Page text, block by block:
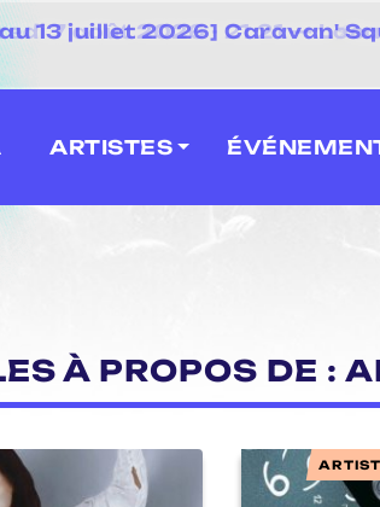
13 juillet 2026] Caravan'
ARTISTES
À PROPOS DE :